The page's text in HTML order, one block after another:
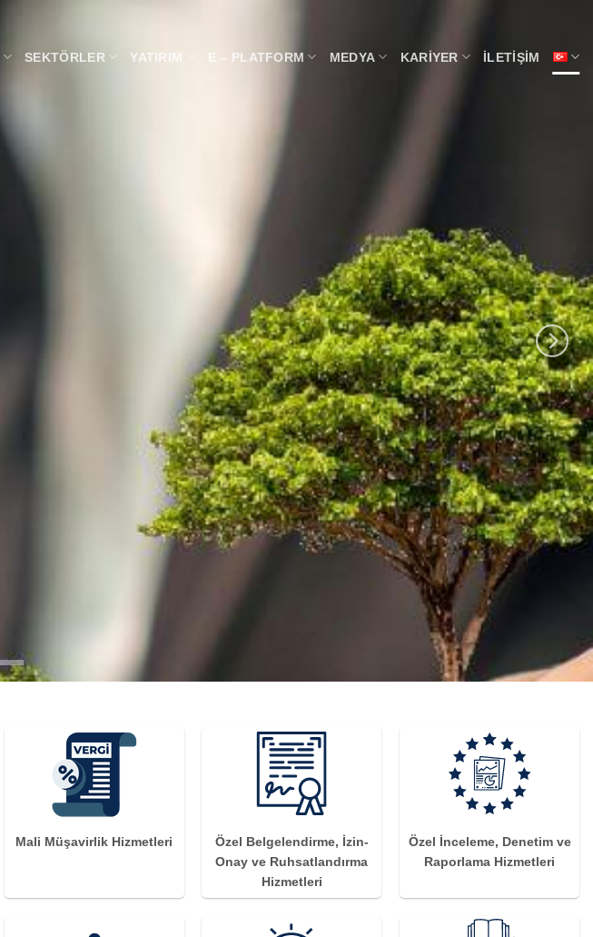
SEKTÖRLER YATIRIM E – PLATFORM MEDYA KARIYER İLETIŞIM
Mali Müşavirlik Hizmetleri
Özel Belgelendirme, İzin-
Onay ve Ruhsatlandırma
Hizmetleri
Özel İnceleme, Denetim ve
Raporlama Hizmetleri